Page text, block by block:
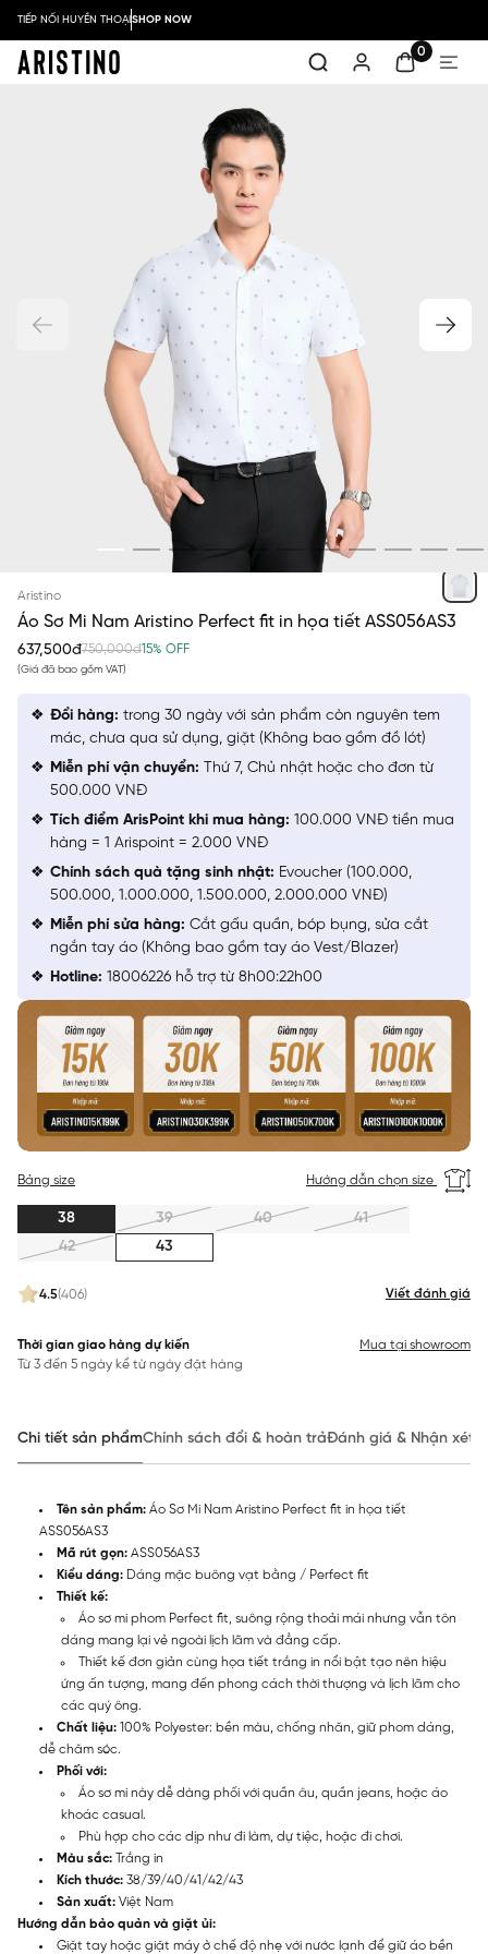
TIẾP NỐI HUYỀN THOẠISHOP NOW
0
Aristino
Áo Sơ Mi Nam Aristino Perfect fit in họa tiết ASS056AS3
637,500đ750,000đ15% OFF
(Giá đã bao gồm VAT)
4.5(406) Viết đánh giá
Bảng size Hướng dẫn chọn size
38 39 40
41
42
43
Thời gian giao hàng dự kiến
Từ 3 đến 5 ngày kể từ ngày đặt hàng
Mua tại showroom
Đổi hàng: trong 30 ngày với sản phẩm còn nguyên tem
mác, chưa qua sử dụng, giặt (Không bao gồm đồ lót)
Miễn phí vận chuyển: Thứ 7, Chủ nhật hoặc cho đơn từ
500.000 VNĐ
Tích điểm ArisPoint khi mua hàng: 100.000 VNĐ tiền mua
hàng = 1 Arispoint = 2.000 VNĐ
Chính sách quà tặng sinh nhật: Evoucher (100.000,
500.000, 1.000.000, 1.500.000, 2.000.000 VNĐ)
Miễn phí sửa hàng: Cắt gấu quần, bóp bụng, sửa cắt
ngắn tay áo (Không bao gồm tay áo Vest/Blazer)
Hotline: 18006226 hỗ trợ từ 8h00:22h00
Chi tiết sản phẩmChính sách đổi & hoàn trảĐánh giá & Nhận xét
Tên sản phẩm: Áo Sơ Mi Nam Aristino Perfect fit in họa tiết
ASS056AS3
Mã rút gọn: ASS056AS3
Kiểu dáng: Dáng mặc buông vạt bằng / Perfect fit
Thiết kế:
Áo sơ mi phom Perfect fit, suông rộng thoải mái nhưng vẫn tôn
dáng mang lại vẻ ngoài lịch lãm và đẳng cấp.
Thiết kế đơn giản cùng họa tiết trắng in nổi bật tạo nên hiệu
ứng ấn tượng, mang đến phong cách thời thượng và lịch lãm cho
các quý ông.
Chất liệu: 100% Polyester: bền màu, chống nhăn, giữ phom dáng,
dễ chăm sóc.
Phối với:
Áo sơ mi này dễ dàng phối với quần âu, quần jeans, hoặc áo
khoác casual.
Phù hợp cho các dịp như đi làm, dự tiệc, hoặc đi chơi.
Màu sắc: Trắng in
Kích thước: 38/39/40/41/42/43
Sản xuất: Việt Nam
Hướng dẫn bảo quản và giặt ủi:
Giặt tay hoặc giặt máy ở chế độ nhẹ với nước lạnh để giữ áo bền